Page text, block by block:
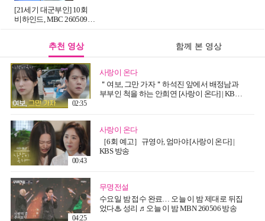
[21세기 대군부인] 10회
비하인드, MBC 260509
추천 영상 함께 본 영상
사랑이 온다
＂여보, 그만 가자＂하석진 앞에서 배정남과
부부인 척을 하는 안희연 [사랑이 온다] | KBS
02:35
사랑이 온다
［6회 예고］규영아, 엄마야 [사랑이 온다] |
KBS 방송
00:43
무명전설
수요일 밤 접수 완료… 오늘 이 밤 제대로 뒤집
었다♨ 성리 ♬오늘 이 밤 MBN 260506 방송
04:25